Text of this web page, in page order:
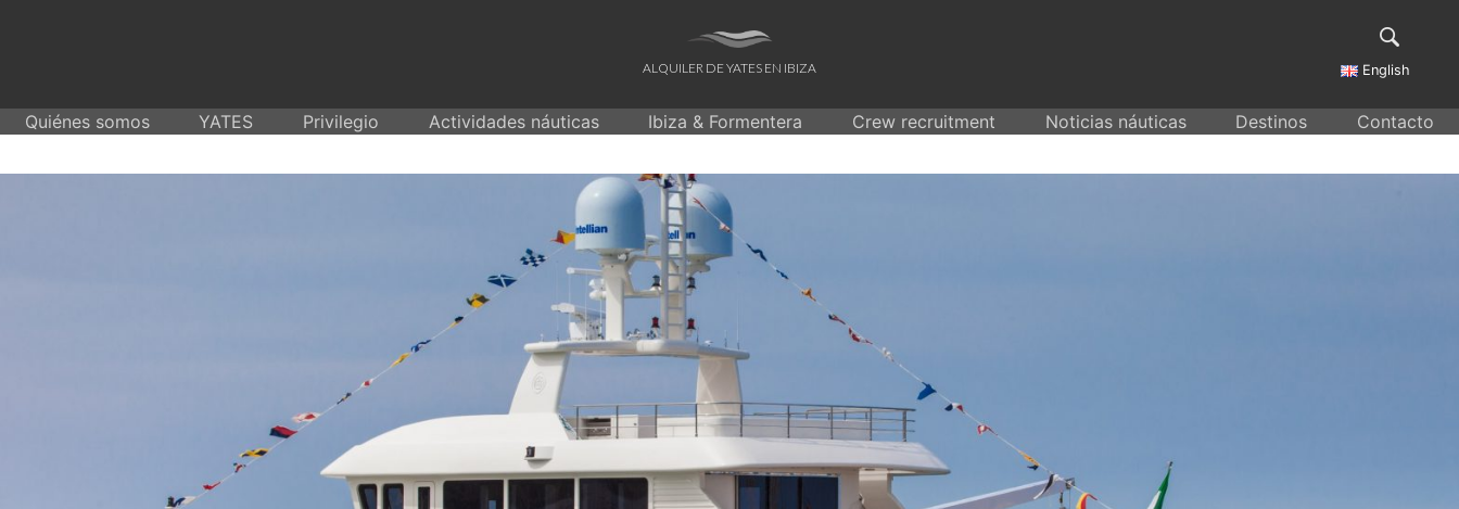
ALQUILER DE YATES EN IBIZA English
Quiénes somos YATES Privilegio Actividades náuticas Ibiza & Formentera Crew recruitment Noticias náuticas Destinos Contacto